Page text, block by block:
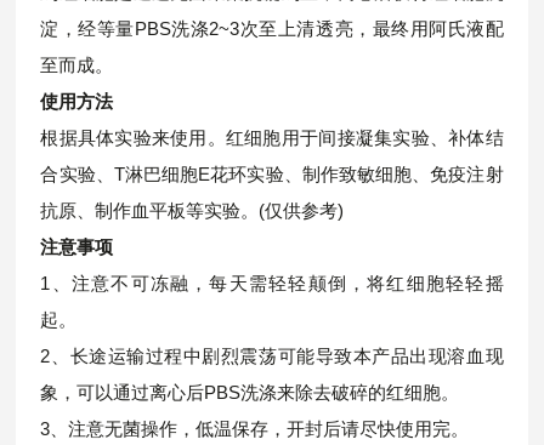
淀，经等量PBS洗涤2~3次至上清透亮，最终用阿氏液配
至而成。
使用方法
根据具体实验来使用。红细胞用于间接凝集实验、补体结
合实验、T淋巴细胞E花环实验、制作致敏细胞、免疫注射
抗原、制作血平板等实验。(仅供参考)
注意事项
1、注意不可冻融，每天需轻轻颠倒，将红细胞轻轻摇
起。
2、长途运输过程中剧烈震荡可能导致本产品出现溶血现
象，可以通过离心后PBS洗涤来除去破碎的红细胞。
3、注意无菌操作，低温保存，开封后请尽快使用完。